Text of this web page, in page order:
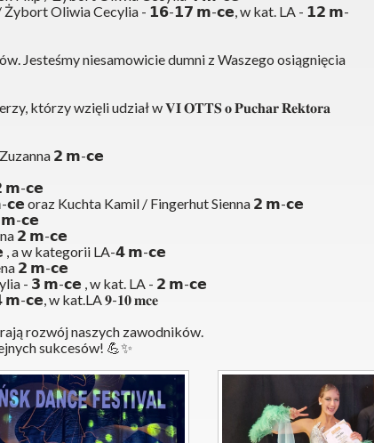
/ Żybort Oliwia Cecylia - 𝟭𝟲-𝟭𝟳 𝗺-𝗰𝗲, w kat. LA - 𝟭𝟮 𝗺-
Jesteśmy niesamowicie dumni z Waszego osiągnięcia
którzy wzięli udział w 𝐕𝐈 𝐎𝐓𝐓𝐒 𝐨 𝐏𝐮𝐜𝐡𝐚𝐫 𝐑𝐞𝐤𝐭𝐨𝐫𝐚
𝟮 𝗺-𝗰𝗲
𝗺-𝗰𝗲
oraz Kuchta Kamil / Fingerhut Sienna 𝟮 𝗺-𝗰𝗲
𝗺-𝗰𝗲
𝟮 𝗺-𝗰𝗲
, a w kategorii LA-𝟰 𝗺-𝗰𝗲
𝟮 𝗺-𝗰𝗲
- 𝟯 𝗺-𝗰𝗲 , w kat. LA - 𝟮 𝗺-𝗰𝗲
𝗺-𝗰𝗲, w kat.LA 𝟗-𝟏𝟎 𝐦𝐜𝐞
rozwój naszych zawodników.
sukcesów! 💪✨